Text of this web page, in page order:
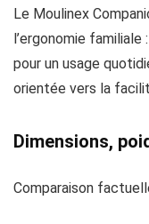
Le Moulinex
l’ergonomie
pour un usage
orientée vers la
Dimensions,
Comparaison